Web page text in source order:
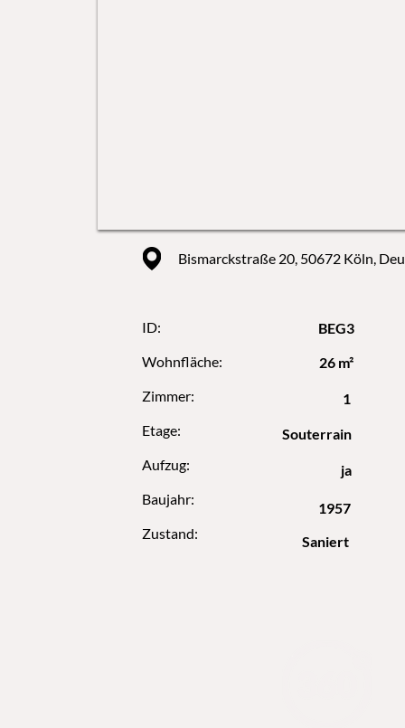
Bismarckstraße 20, 50672 Köln,
ID:
Wohnfläche:
Zimmer:
Etage:
Aufzug:
Baujahr:
Zustand:
BEG3
1
Souterrain
ja
1957
Saniert
26 m²